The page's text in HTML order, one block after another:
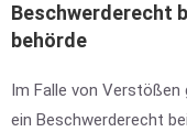
Beschwerde­recht
behörde
Im Falle von
ein Beschwerderecht